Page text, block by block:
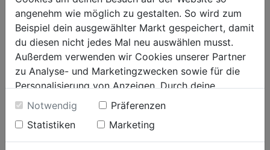
Telefonnummer*
Mähroboter Service
Rasenmäher Service
Rasentraktor Service
Mein LET'S DOIT Shop*
angenehm wie möglich zu gestalten. So wird zum
Beispiel dein ausgewählter Markt gespeichert, damit
du diesen nicht jedes Mal neu auswählen musst.
Außerdem verwenden wir Cookies unserer Partner
zu Analyse- und Marketingzwecken sowie für die
Personalisierung von Anzeigen. Durch deine
Einwilligung werden die Daten von Drittanbieter,
unter anderem auch in den USA, verarbeitet.
Durch Klick auf "Alle Cookies erlauben" stimmst du
der Verwendung aller Cookies zu. Unter "Details
Notwendig
Präferenzen
Statistiken
Marketing